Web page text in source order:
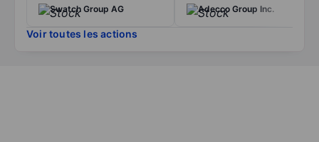
Swatch Group AG Adecco Group Inc.
Voir toutes les actions